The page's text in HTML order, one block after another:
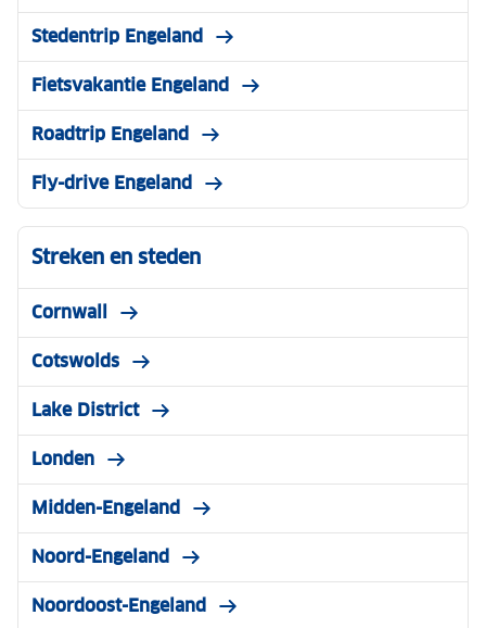
Stedentrip Engeland
Fietsvakantie Engeland
Roadtrip Engeland
Fly-drive Engeland
Streken en steden
Cornwall
Cotswolds
Lake District
Londen
Midden-Engeland
Noord-Engeland
Noordoost-Engeland